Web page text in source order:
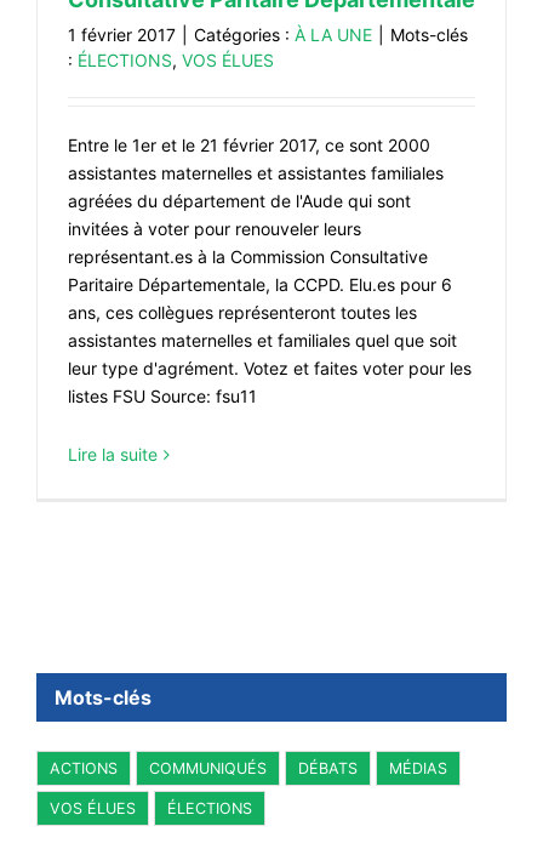
1 février 2017 Catégories : À LA UNE
Mots-clés
: ÉLECTIONS, VOS ÉLUES
Entre le 1er et le 21 février 2017, ce sont 2000
assistantes maternelles et assistantes familiales
agréées du département de l'Aude qui sont
invitées à voter pour renouveler leurs
représentant.es à la Commission Consultative
Paritaire Départementale, la CCPD. Elu.es pour 6
ans, ces collègues représenteront toutes les
assistantes maternelles et familiales quel que soit
leur type d'agrément. Votez et faites voter pour les
listes FSU Source: fsu11
Lire la suite
Mots-clés
ACTIONS COMMUNIQUÉS DÉBATS MÉDIAS
VOS ÉLUES ÉLECTIONS